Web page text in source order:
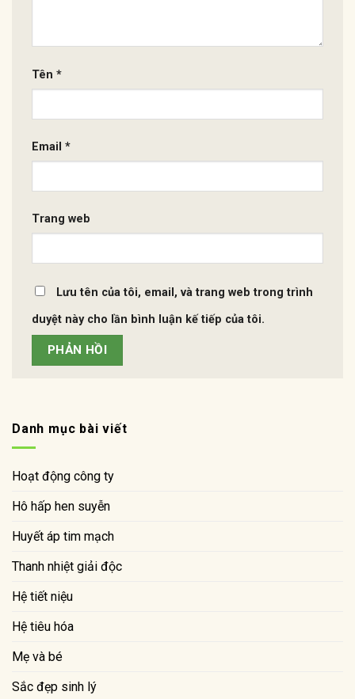
Tên *
Email *
Trang web
Lưu tên của tôi, email, và trang web trong trình
duyệt này cho lần bình luận kế tiếp của tôi.
Danh mục bài viết
Hoạt động công ty
Hô hấp hen suyễn
Huyết áp tim mạch
Thanh nhiệt giải độc
Hệ tiết niệu
Hệ tiêu hóa
Mẹ và bé
Sắc đẹp sinh lý